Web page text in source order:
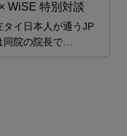
WiSE 特別対談
タイ日本人が通うJP
院の院長で…